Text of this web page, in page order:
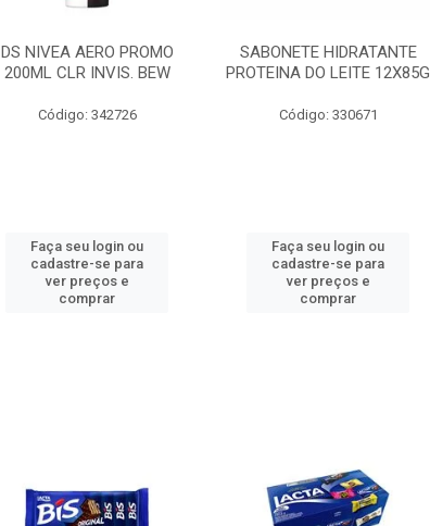
DS NIVEA AERO PROMO
200ML CLR INVIS. BEW
Código: 342726
Faça seu login ou
cadastre-se para
ver preços e
comprar
SABONETE HIDRATANTE
PROTEINA DO LEITE 12X85G
Código: 330671
Faça seu login ou
cadastre-se para
ver preços e
comprar